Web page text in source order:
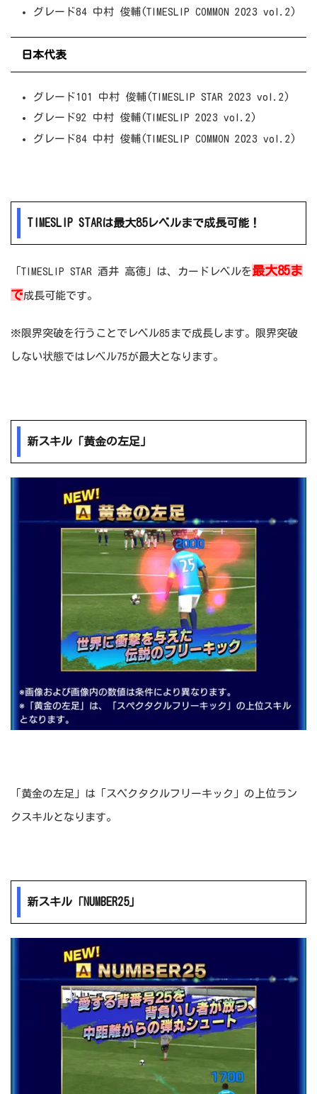
グレード84 中村 俊輔(TIMESLIP COMMON 2023 vol.2)
日本代表
グレード101 中村 俊輔(TIMESLIP STAR 2023 vol.2)
グレード92 中村 俊輔(TIMESLIP 2023 vol.2)
グレード84 中村 俊輔(TIMESLIP COMMON 2023 vol.2)
TIMESLIP STARは最大85レベルまで成長可能！
「TIMESLIP STAR 酒井 高徳」は、カードレベルを最大85ま
で成長可能です。
※限界突破を行うことでレベル85まで成長します。限界突破
しない状態ではレベル75が最大となります。
新スキル「黄金の左足」
「黄金の左足」は「スペクタクルフリーキック」の上位ラン
クスキルとなります。
新スキル「NUMBER25」